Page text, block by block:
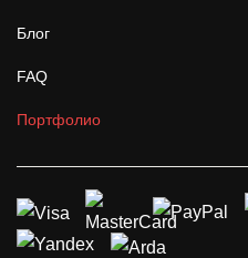
Блог
FAQ
Портфолио